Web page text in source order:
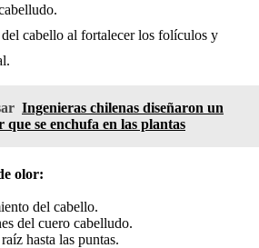
cabello al fortalecer los folículos y
Ingenieras chilenas diseñaron un
se enchufa en las plantas
olor:
del cabello.
del cuero cabelludo.
hasta las puntas.